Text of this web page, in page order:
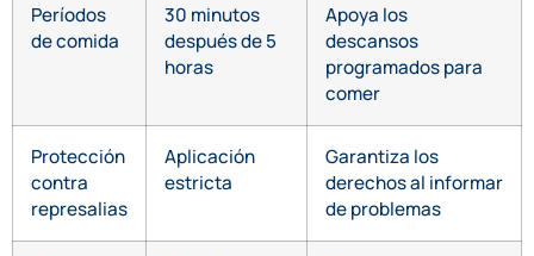
Períodos
de comida
30 minutos
después de 5
horas
Apoya los
descansos
programados para
comer
Protección
contra
represalias
Aplicación
estricta
Garantiza los
derechos al informar
de problemas